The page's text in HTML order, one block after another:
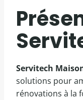
Servitech
solutions pour
rénovations à la